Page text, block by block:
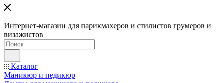
Интернет-магазин для парикмахеров и стилистов грумеров и
визажистов
Каталог
Маникюр и педикюр